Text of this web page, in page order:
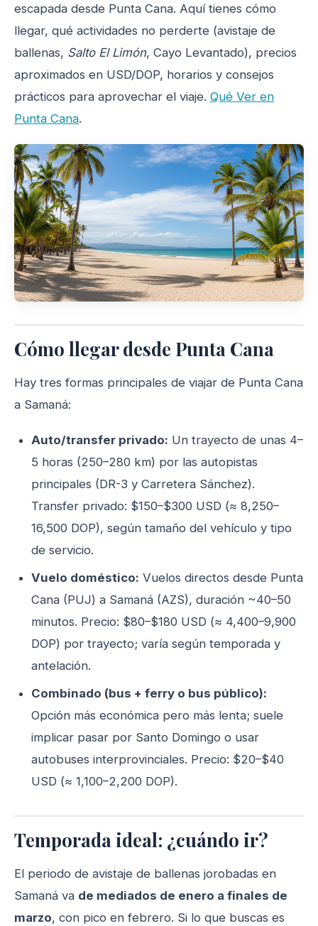
escapada desde Punta Cana. Aquí tienes cómo
llegar, qué actividades no perderte (avistaje de
ballenas, Salto El Limón, Cayo Levantado), precios
aproximados en USD/DOP, horarios y consejos
prácticos para aprovechar el viaje. Qué Ver en
Punta Cana.
Cómo llegar desde Punta Cana
Hay tres formas principales de viajar de Punta Cana
a Samaná:
Auto/transfer privado: Un trayecto de unas 4–
5 horas (250–280 km) por las autopistas
principales (DR-3 y Carretera Sánchez).
Transfer privado: $150–$300 USD (≈ 8,250–
16,500 DOP), según tamaño del vehículo y tipo
de servicio.
Vuelo doméstico: Vuelos directos desde Punta
Cana (PUJ) a Samaná (AZS), duración ~40–50
minutos. Precio: $80–$180 USD (≈ 4,400–9,900
DOP) por trayecto; varía según temporada y
antelación.
Combinado (bus + ferry o bus público):
Opción más económica pero más lenta; suele
implicar pasar por Santo Domingo o usar
autobuses interprovinciales. Precio: $20–$40
USD (≈ 1,100–2,200 DOP).
Temporada ideal: ¿cuándo ir?
El periodo de avistaje de ballenas jorobadas en
Samaná va de mediados de enero a finales de
marzo, con pico en febrero. Si lo que buscas es